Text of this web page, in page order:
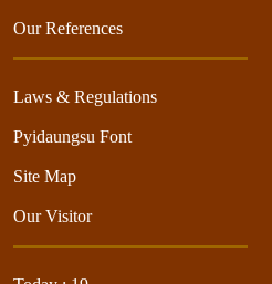
Our References
Laws & Regulations
Pyidaungsu Font
Site Map
Our Visitor